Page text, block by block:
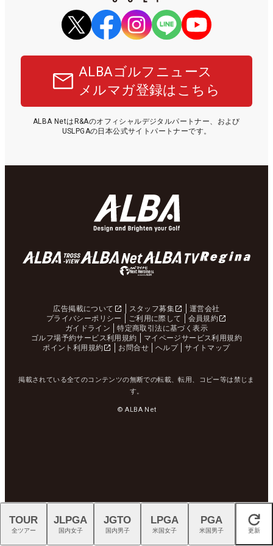
ALBAゴルフニュース
メルマガ登録はこちら
ALBA NetはR&Aのオフィシャルデジタルパートナー、および
USLPGAの日本公式サイトパートナーです。
広告掲載について スタッフ募集
運営会社
プライバシーポリシー
ご利用に際して
会員規約
ガイドライン
特定商取引法に基づく表示
ゴルフ場予約サービス利用規約
マイページサービス利用規約
ポイント利用規約
お問合せ ヘルプ サイトマップ
掲載されている全てのコンテンツの無断での転載、転用、コピー等は禁じま
す。
© ALBA Net
閉じる
TOUR
全ツアー
JLPGA
国内女子
JGTO
国内男子
LPGA
米国女子
PGA
米国男子 更新